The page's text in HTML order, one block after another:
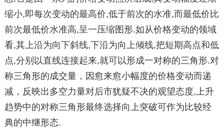
缩小,即每次变动的最高价,低于前次的水准,而最低价比
前次最低价水准高,呈一压缩图形.如从价格变动的领域
看,其上沿为向下斜线,下沿为向上倾线,把短期高点和低
点,分别以直线连接起来,就可以形成一对称的三角形.对
称三角形的成交量，因愈来愈小幅度的价格变动而递
减，反映出多空力量对后市犹疑不决的观望态度,上升
趋势中的对称三角形最终选择向上突破可作为比较经
典的中继形态.